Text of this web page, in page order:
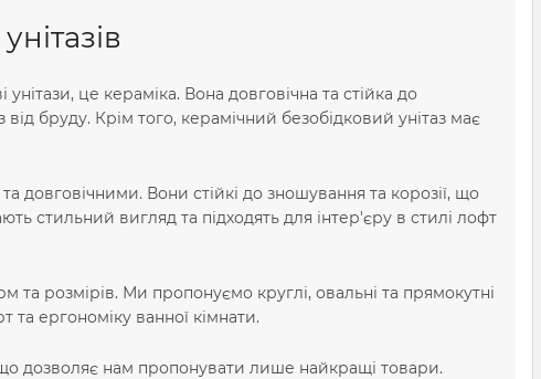
це кераміка. Вона довговічна та стійка до
бруду. Крім того, керамічний безобідковий унітаз має
довговічними. Вони стійкі до зношування та корозії, що
стильний вигляд та підходять для інтер'єру в стилі лофт
та розмірів. Ми пропонуємо круглі, овальні та прямокутні
ергономіку ванної кімнати.
дозволяє нам пропонувати лише найкращі товари.